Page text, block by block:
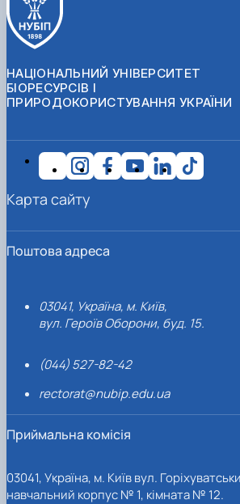
НАЦІОНАЛЬНИЙ УНІВЕРСИТЕТ
БІОРЕСУРСІВ І
ПРИРОДОКОРИСТУВАННЯ УКРАЇНИ
Поштова адреса
03041, Україна, м. Київ,
вул. Героїв Оборони, буд. 15.
(044) 527-82-42
rectorat@nubip.edu.ua
Приймальна комісія
03041, Україна, м. Київ вул.
навчальний корпус № 1, кімната № 12.
Карта сайту